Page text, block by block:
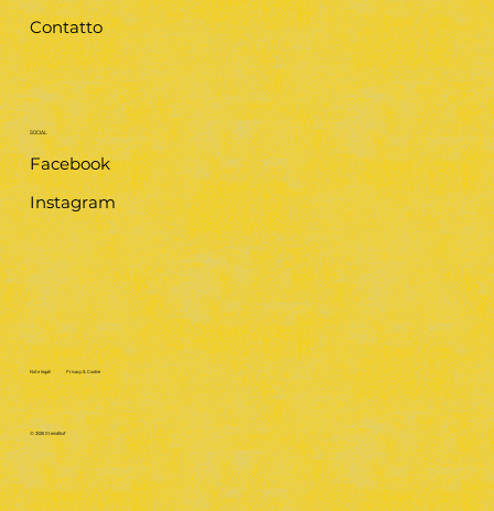
Contatto
SOCIAL
Facebook
Instagram
Note legali Privacy & Cookie
© 2026 Steindlhof